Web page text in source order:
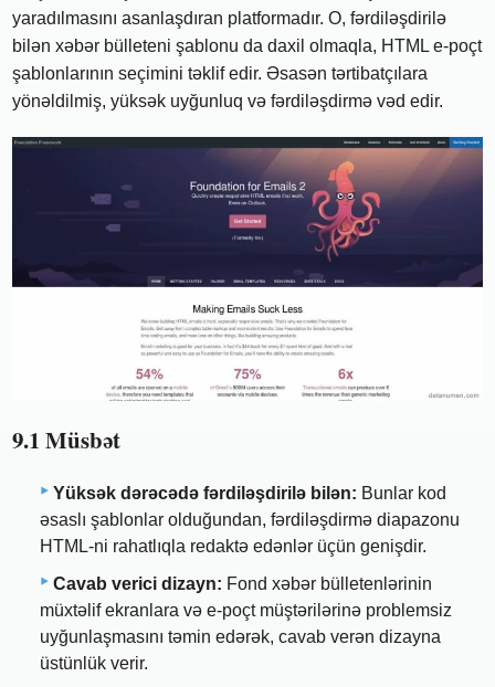
yaradılmasını asanlaşdıran platformadır. O, fərdiləşdirilə
bilən xəbər bülleteni şablonu da daxil olmaqla, HTML e-poçt
şablonlarının seçimini təklif edir. Əsasən tərtibatçılara
yönəldilmiş, yüksək uyğunluq və fərdiləşdirmə vəd edir.
9.1 Müsbət
Yüksək dərəcədə fərdiləşdirilə bilən: Bunlar kod
əsaslı şablonlar olduğundan, fərdiləşdirmə diapazonu
HTML-ni rahatlıqla redaktə edənlər üçün genişdir.
Cavab verici dizayn: Fond xəbər bülletenlərinin
müxtəlif ekranlara və e-poçt müştərilərinə problemsiz
uyğunlaşmasını təmin edərək, cavab verən dizayna
üstünlük verir.